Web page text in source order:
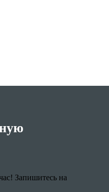
Запишитесь на